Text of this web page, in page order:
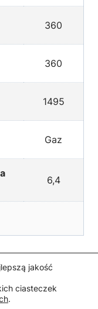
360
360
1495
Gaz
6,4
strony
jakość
ciasteczek
.